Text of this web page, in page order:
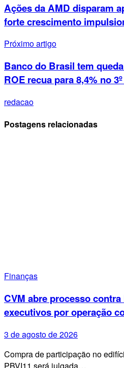
Ações da AMD disparam
forte crescimento
Próximo artigo
Banco do Brasil tem
ROE recua para 8,4% no
redacao
Postagens relacionadas
Finanças
CVM abre processo contra
executivos por operação
3 de agosto de 2026
Compra de participação no
PBVI11 será julgada…